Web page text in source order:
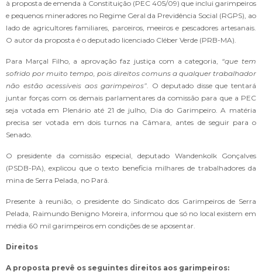
à proposta de emenda à Constituição (PEC 405/09) que inclui garimpeiros
e pequenos mineradores no Regime Geral da Previdência Social (RGPS), ao
lado de agricultores familiares, parceiros, meeiros e pescadores artesanais.
O autor da proposta é o deputado licenciado Cléber Verde (PRB-MA).
Para Marçal Filho, a aprovação faz justiça com a categoria, “que tem
sofrido por muito tempo, pois direitos comuns a qualquer trabalhador
não estão acessíveis aos garimpeiros” . O deputado disse que tentará
juntar forças com os demais parlamentares da comissão para que a PEC
seja votada em Plenário até 21 de julho, Dia do Garimpeiro. A matéria
precisa ser votada em dois turnos na Câmara, antes de seguir para o
Senado.
O presidente da comissão especial, deputado Wandenkolk Gonçalves
(PSDB-PA), explicou que o texto beneficia milhares de trabalhadores da
mina de Serra Pelada, no Pará.
Presente à reunião, o presidente do Sindicato dos Garimpeiros de Serra
Pelada, Raimundo Benigno Moreira, informou que só no local existem em
média 60 mil garimpeiros em condições de se aposentar.
Direitos
A proposta prevê os seguintes direitos aos garimpeiros: